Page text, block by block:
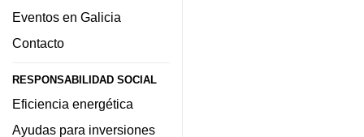
Eventos en Galicia
Contacto
RESPONSABILIDAD SOCIAL
Eficiencia energética
Ayudas para inversiones